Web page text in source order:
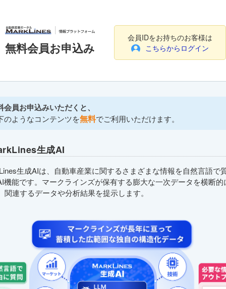
無料会員お申込み
会員IDをお持ちのお客様は
こちらからログイン
会員お申込みいただくと、
のようなコンテンツを無料でご利用いただけます。
生成AI
生成AIは、自動車産業に関するさまざまな情報を自然言語で
機能です。マークラインズが保有する膨大な一次データを横断的
関連するデータや分析結果を提示します。